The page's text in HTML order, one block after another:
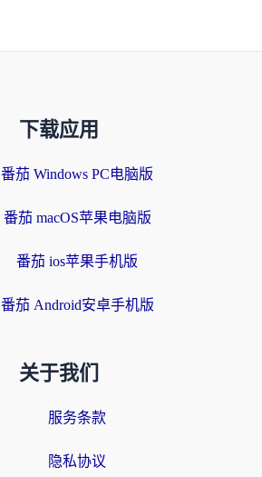
下载应用
番茄 Windows PC电脑版
番茄 macOS苹果电脑版
番茄 ios苹果手机版
番茄 Android安卓手机版
关于我们
服务条款
隐私协议